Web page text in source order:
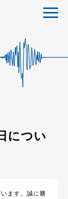
につい
ます。誠に勝